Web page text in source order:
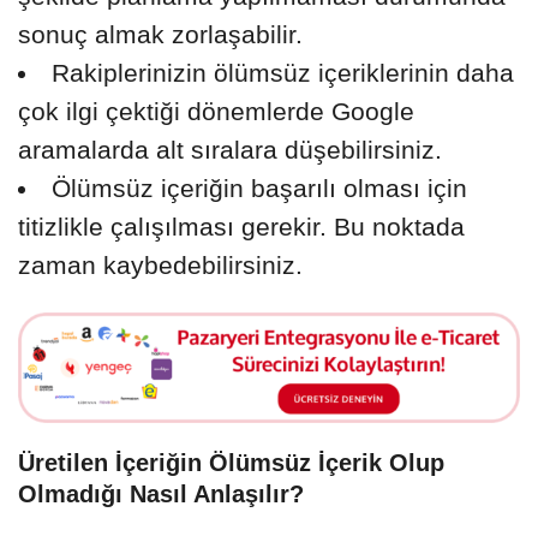
sonuç almak zorlaşabilir.
Rakiplerinizin ölümsüz içeriklerinin daha
çok ilgi çektiği dönemlerde Google
aramalarda alt sıralara düşebilirsiniz.
Ölümsüz içeriğin başarılı olması için
titizlikle çalışılması gerekir. Bu noktada
zaman kaybedebilirsiniz.
Üretilen İçeriğin Ölümsüz İçerik Olup
Olmadığı Nasıl Anlaşılır?